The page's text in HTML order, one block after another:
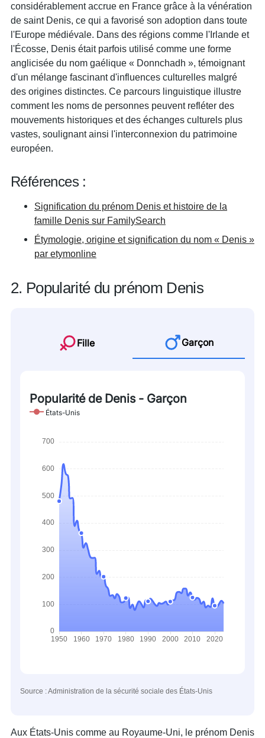
considérablement accrue en France grâce à la vénération
de saint Denis, ce qui a favorisé son adoption dans toute
l'Europe médiévale. Dans des régions comme l'Irlande et
l'Écosse, Denis était parfois utilisé comme une forme
anglicisée du nom gaélique « Donnchadh », témoignant
d'un mélange fascinant d'influences culturelles malgré
des origines distinctes. Ce parcours linguistique illustre
comment les noms de personnes peuvent refléter des
mouvements historiques et des échanges culturels plus
vastes, soulignant ainsi l'interconnexion du patrimoine
européen.
Références :
Signification du prénom Denis et histoire de la
famille Denis sur FamilySearch
Étymologie, origine et signification du nom « Denis »
par etymonline
2. Popularité du prénom Denis
Fille Garçon
Popularité de Denis - Garçon
États-Unis
Source : Administration de la sécurité sociale des États-Unis
Aux États-Unis comme au Royaume-Uni, le prénom Denis